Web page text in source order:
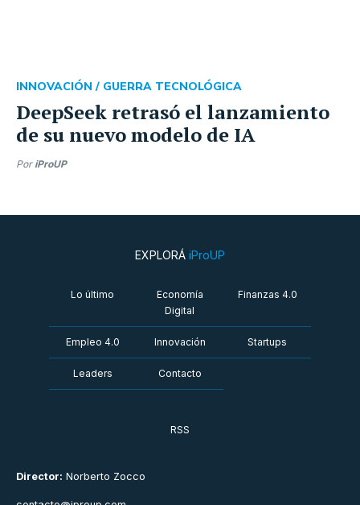
DeepSeek retrasó el lanzamiento
de su nuevo modelo de IA
INNOVACIÓN / GUERRA TECNOLÓGICA
Por iProUP
Director: Norberto Zocco
EXPLORÁ iProUP
Lo último
Economía
Digital
Finanzas 4.0
Empleo 4.0 Innovación Startups
Leaders Contacto
RSS